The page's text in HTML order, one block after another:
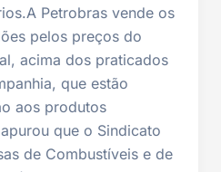
Petrobras vende os
pelos preços do
acima dos praticados
que estão
aos produtos
que o Sindicato
de Combustíveis e de